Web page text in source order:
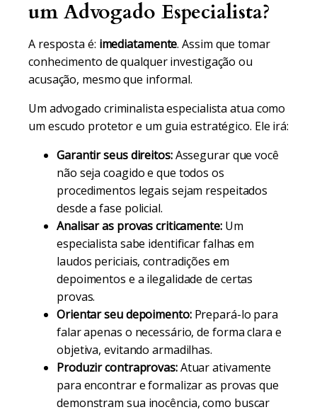
um Advogado Especialista?
A resposta é: imediatamente. Assim que tomar
conhecimento de qualquer investigação ou
acusação, mesmo que informal.
Um advogado criminalista especialista atua como
um escudo protetor e um guia estratégico. Ele irá:
Garantir seus direitos:Assegurar que você
não seja coagido e que todos os
procedimentos legais sejam respeitados
desde a fase policial.
Analisar as provas criticamente:Um
especialista sabe identificar falhas em
laudos periciais, contradições em
depoimentos e a ilegalidade de certas
provas.
Orientar seu depoimento:Prepará-lo para
falar apenas o necessário, de forma clara e
objetiva, evitando armadilhas.
Produzir contraprovas:Atuar ativamente
para encontrar e formalizar as provas que
demonstram sua inocência, como buscar